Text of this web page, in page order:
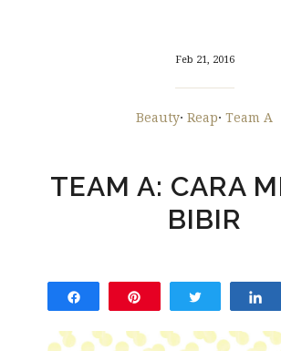
Feb 21, 2016
Beauty· Reap· Team A
TEAM A: CARA
BIBIR